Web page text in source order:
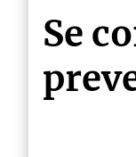
Se